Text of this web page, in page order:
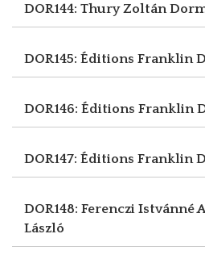
DOR144: Thury Zoltán
DOR145: Éditions Franklin
DOR146: Éditions Franklin
DOR147: Éditions Franklin
DOR148: Ferenczi Istvánné
László